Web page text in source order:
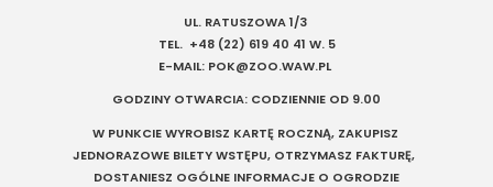
UL. RATUSZOWA 1/3
TEL. +48 (22) 619 40 41 W. 5
E-MAIL: POK@ZOO.WAW.PL
GODZINY OTWARCIA: CODZIENNIE OD 9.00
W PUNKCIE WYROBISZ KARTĘ ROCZNĄ, ZAKUPISZ
JEDNORAZOWE BILETY WSTĘPU, OTRZYMASZ FAKTURĘ,
DOSTANIESZ OGÓLNE INFORMACJE O OGRODZIE